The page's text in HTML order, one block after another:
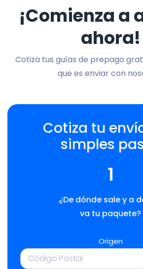
¡Comienza a
ahora!
Cotiza tus guías de prepago
que es enviar con
Cotiza tu
simples
1
¿De dónde sale y a
va tu paquete?
Origen